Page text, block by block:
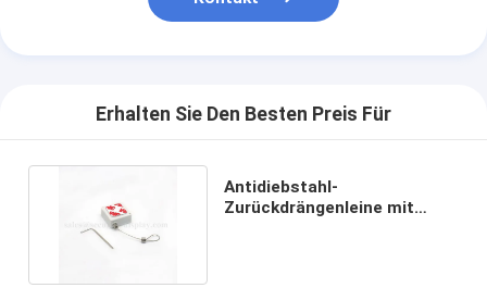
Erhalten Sie Den Besten Preis Für
Antidiebstahl-
Zurückdrängenleine mit